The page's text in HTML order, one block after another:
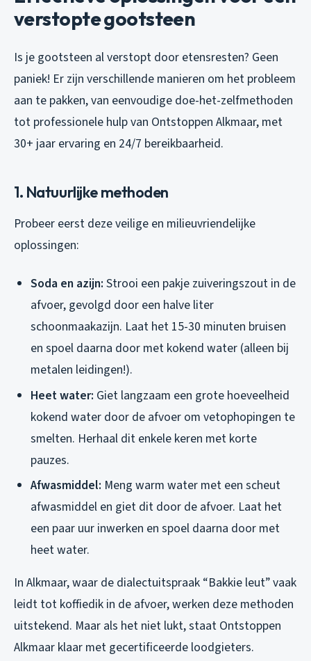
verstopte gootsteen
Is je gootsteen al verstopt door etensresten? Geen
paniek! Er zijn verschillende manieren om het probleem
aan te pakken, van eenvoudige doe-het-zelfmethoden
tot professionele hulp van Ontstoppen Alkmaar, met
30+ jaar ervaring en 24/7 bereikbaarheid.
1. Natuurlijke methoden
Probeer eerst deze veilige en milieuvriendelijke
oplossingen:
Soda en azijn: Strooi een pakje zuiveringszout in de
afvoer, gevolgd door een halve liter
schoonmaakazijn. Laat het 15-30 minuten bruisen
en spoel daarna door met kokend water (alleen bij
metalen leidingen!).
Heet water: Giet langzaam een grote hoeveelheid
kokend water door de afvoer om vetophopingen te
smelten. Herhaal dit enkele keren met korte
pauzes.
Afwasmiddel: Meng warm water met een scheut
afwasmiddel en giet dit door de afvoer. Laat het
een paar uur inwerken en spoel daarna door met
heet water.
In Alkmaar, waar de dialectuitspraak “Bakkie leut” vaak
leidt tot koffiedik in de afvoer, werken deze methoden
uitstekend. Maar als het niet lukt, staat Ontstoppen
Alkmaar klaar met gecertificeerde loodgieters.